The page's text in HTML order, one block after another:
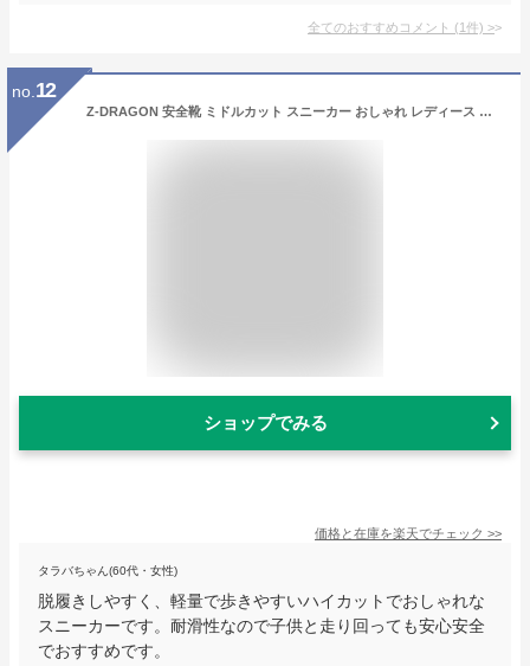
全てのおすすめコメント (1件) >
no. 12
Z-DRAGON 安全靴 ミドルカット スニーカー おしゃれ レディース メンズ 耐滑 耐油 ハイカット 作業靴 S5163 ジードラゴン 自重堂 22cm-30cm
ショップでみる
価格と在庫を楽天でチェック >>
タラバちゃん(60代・女性)
脱履きしやすく、軽量で歩きやすいハイカットでおしゃれな
スニーカーです。耐滑性なので子供と走り回っても安心安全
でおすすめです。